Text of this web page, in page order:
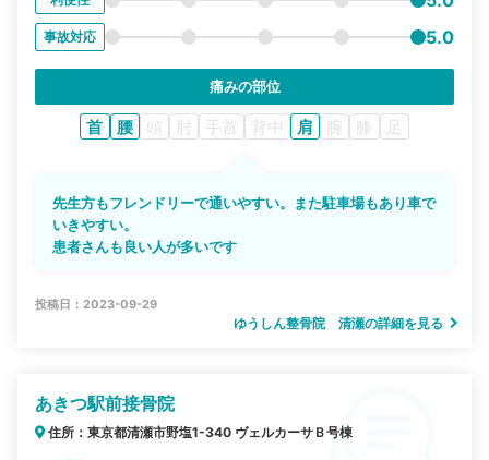
事故対応 5.0
痛みの部位
首 腰 頭 肘 手首 背中 肩 腕 膝 足
先生方もフレンドリーで通いやすい。また駐車場もあり車で
いきやすい。
患者さんも良い人が多いです
投稿日：2023-09-29
ゆうしん整骨院 清瀬の詳細を見る
あきつ駅前接骨院
住所：東京都清瀬市野塩1-340 ヴェルカーサＢ号棟